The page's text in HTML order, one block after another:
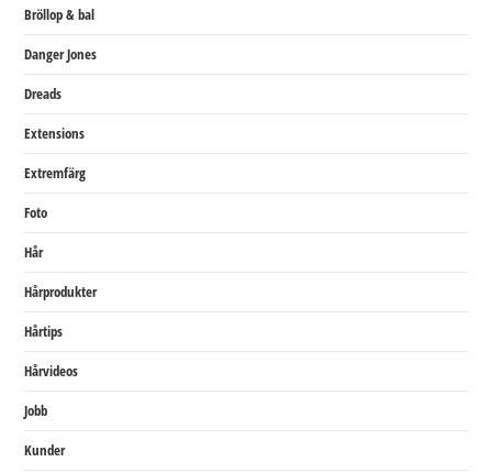
Bröllop & bal
Danger Jones
Dreads
Extensions
Extremfärg
Foto
Hår
Hårprodukter
Hårtips
Hårvideos
Jobb
Kunder